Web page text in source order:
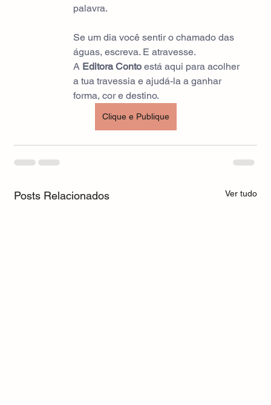
palavra.
Se um dia você sentir o chamado das
águas, escreva. E atravesse.
A Editora Conto está aqui para acolher
a tua travessia e ajudá-la a ganhar
forma, cor e destino.
Clique e Publique
Posts Relacionados Ver tudo